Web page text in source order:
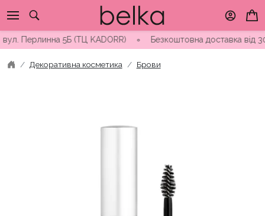
to
content
5Б (ТЦ KADORR) ∘ Безкоштовна доставка від 3000
Декоративна косметика Брови